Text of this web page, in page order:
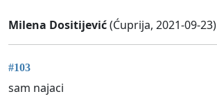
Milena Dositijević(Ćuprija, 2021-09-23)
#103
sam najaci